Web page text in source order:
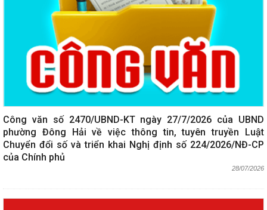
Công văn số 2470/UBND-KT ngày 27/7/2026 của UBND
phường Đông Hải về việc thông tin, tuyên truyền Luật
Chuyển đổi số và triển khai Nghị định số 224/2026/NĐ-CP
của Chính phủ
28/07/2026